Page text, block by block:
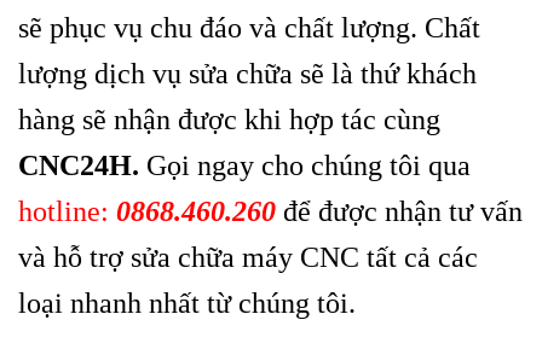
sẽ phục vụ chu đáo và chất lượng. Chất
lượng dịch vụ sửa chữa sẽ là thứ khách
hàng sẽ nhận được khi hợp tác cùng
CNC24H. Gọi ngay cho chúng tôi qua
hotline: 0868.460.260 để được nhận tư vấn
và hỗ trợ sửa chữa máy CNC tất cả các
loại nhanh nhất từ chúng tôi.